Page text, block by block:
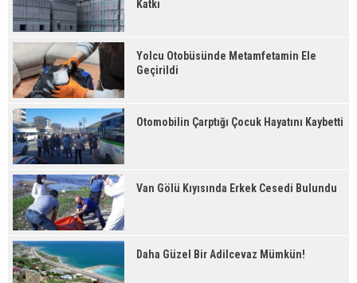
Katkı
Yolcu Otobüsünde Metamfetamin Ele
Geçirildi
Otomobilin Çarptığı Çocuk Hayatını Kaybetti
Van Gölü Kıyısında Erkek Cesedi Bulundu
Daha Güzel Bir Adilcevaz Mümkün!